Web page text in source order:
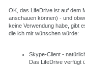
OK, das LifeDrive ist auf dem
anschauen können) - und
keine Verwendung habe, gibt
die ich mir wünschen würde:
Skype-Client -
Das LifeDrive verfügt